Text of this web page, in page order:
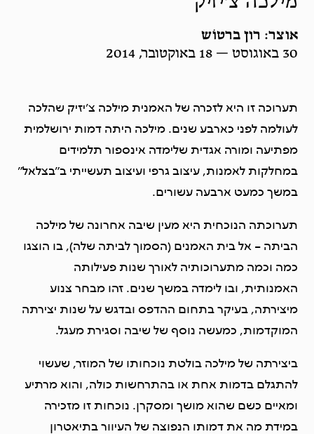
אוצר: רון ברטוֹש
30 באוגוסט — 18 באוקטובר, 2014
תערוכה זו היא לזכרה של האמנית מילכה צ’יזיק שהלכה
לעולמה לפני כארבע שנים. מילכה היתה דמות ירושלמית
מפתיעה ומורה אגדית שלימדה אינספור תלמידים
במחלקות לאמנות, עיצוב גרפי ועיצוב תעשייתי ב”בצלאל”
במשך כמעט ארבעה עשורים.
תערוכתה הנוכחית היא מעין שיבה אחרונה של מילכה
הביתה – אל בית האמנים (הסמוך לביתה שלה), בו הוצגו
כמה וכמה מתערוכותיה לאורך שנות פעילותה
האמנותית, ובו לימדה במשך שנים. זהו מבחר צנוע
מיצירתה, בעיקר בתחום ההדפס ובדגש על שנות יצירתה
המוקדמות, כמעשה נוסף של שיבה וסגירת מעגל.
ביצירתה של מילכה בולטת נוכחותו של המוזר, שעשוי
להתגלם בדמות אחת או בהתרחשות כולה, והוא מרתיע
ומאיים כשם שהוא מושך ומסקרן. נוכחות זו מזכירה
במידת מה את דמותו הנפוצה של העיוור בתיאטרון